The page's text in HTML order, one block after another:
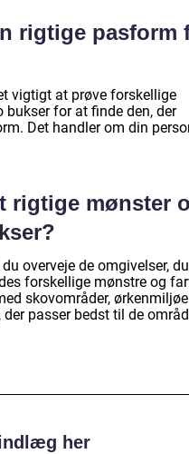
rigtige pasform
vigtigt at prøve forskellige
for at finde den, der
Det handler om din
rigtige mønster
overveje de omgivelser, du
forskellige mønstre og
skovområder,
passer bedst til de
her